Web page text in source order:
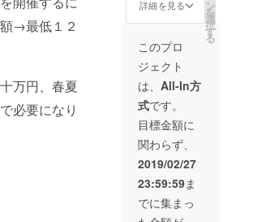
→最低１２
万円、春夏
必要になり
のお名
クネー
印刷 ⭐︎
ニック
ネーム
をご希
望の方
はお名
前と共
に備考
明記下
さい。
・活動
ン入り
入、ド
リンク
代別
途） ・
まいか
るより
好きな
ものを
詰め込
んだプ
レゼン
トをお
届け ・
都内開
CD付
き）を
お送り
しま
す。 ・
活動報
告閲覧
権も付
属
らなん
やらも
全てあ
なたの
もので
す。 ⭐︎
書いて
欲しい
エピ
ソー
ド、場
所、記
憶、
色、感
情、な
んでも
詳細を見る ン
を
選
択
す
る
このプロ
ジェクト
は、 All-In方
式です。
目標金額に
関わらず、
2019/02/27
23:59:59ま
でに集まっ